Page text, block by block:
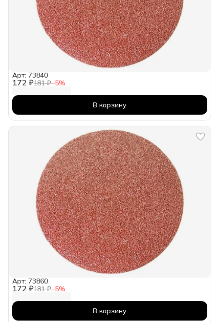
172 ₽181 ₽−5%
Арт: 73840
В корзину
172 ₽181 ₽−5%
Арт: 73860
В корзину